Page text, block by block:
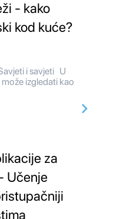
- kako
kod kuće?
i savjeti U
izgledati kao
za
Učenje